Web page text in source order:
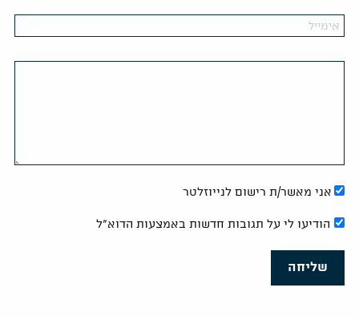
אני מאשר/ת רישום לנייוזלטר
הודיעו לי על תגובות חדשות באמצעות הדוא"ל
שליחה